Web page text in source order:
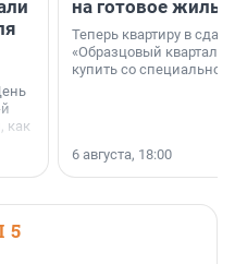
как
на готовое
Теперь квартиру в
«Образцовый квартал
купить со специальной
6 августа, 18:00
5